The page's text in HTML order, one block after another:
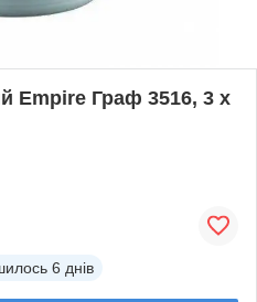
Empire Граф 3516, 3 х
6 днів